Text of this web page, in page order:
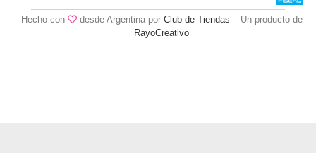
Hecho con desde Argentina por Club de Tiendas – Un producto de
RayoCreativo